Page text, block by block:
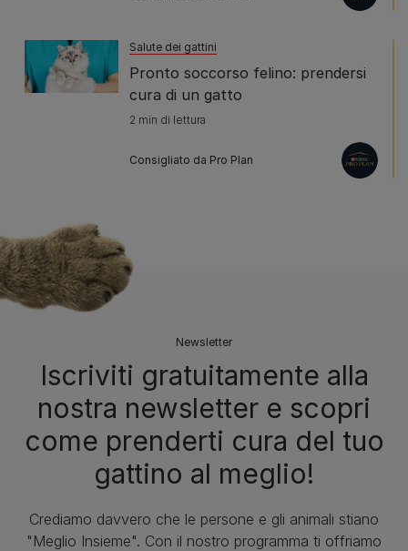
Salute dei gattini
Pronto soccorso felino: prendersi
cura di un gatto
2 min di lettura
Consigliato da Pro Plan
Newsletter
Iscriviti gratuitamente alla
nostra newsletter e scopri
come prenderti cura del tuo
gattino al meglio!
Crediamo davvero che le persone e gli animali stiano
"Meglio Insieme". Con il nostro programma ti offriamo